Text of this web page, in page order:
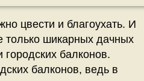
цвести и благоухать. И
только шикарных дачных
городских балконов.
балконов, ведь в